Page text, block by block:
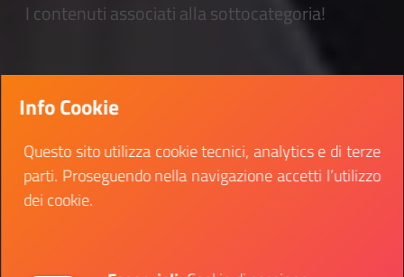
I contenuti associati alla sottocategoria!
Info Cookie
Questo sito utilizza cookie tecnici, analytics e di terze
parti. Proseguendo nella navigazione accetti l’utilizzo
dei cookie.